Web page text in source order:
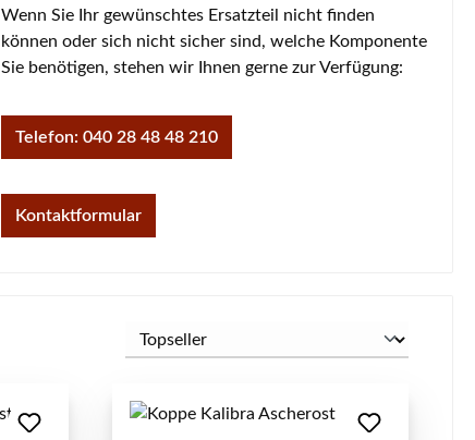
Wenn Sie Ihr gewünschtes Ersatzteil nicht finden
können oder sich nicht sicher sind, welche Komponente
Sie benötigen, stehen wir Ihnen gerne zur Verfügung:
Telefon: 040 28 48 48 210
Kontaktformular